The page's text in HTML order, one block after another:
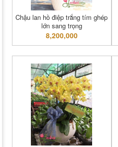
Chậu lan hồ điệp trắng tím ghép
lớn sang trọng
8,200,000